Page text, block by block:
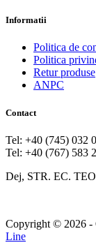
Informatii
Politica de
Politica
Retur produse
ANPC
Contact
Tel: +40 (745) 032
Tel: +40 (767) 583
Dej, STR. EC.
Copyright © 2026 -
Line